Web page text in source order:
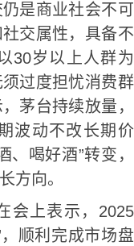
是商业社会不可
交属性，具备不
30岁以上人群为
过度担忧消费群
茅台持续放量，
波动不改长期价
喝好酒”转变，
方向。
会上表示，2025
顺利完成市场盘